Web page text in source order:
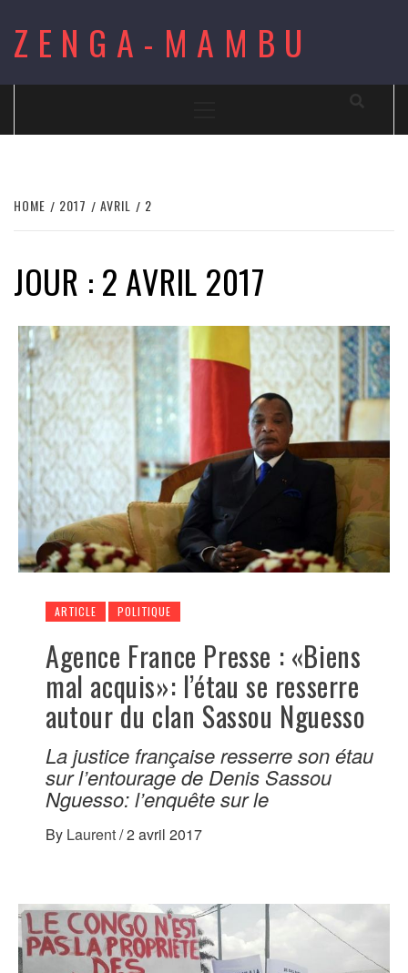
content
ZENGA-MAMBU
HOME 2017 AVRIL 2
JOUR : 2 AVRIL 2017
ARTICLE POLITIQUE
Agence France Presse : «Biens
mal acquis»: l’étau se resserre
autour du clan Sassou Nguesso
La justice française resserre son étau
sur l’entourage de Denis Sassou
Nguesso: l’enquête sur le
By Laurent/2 avril 2017